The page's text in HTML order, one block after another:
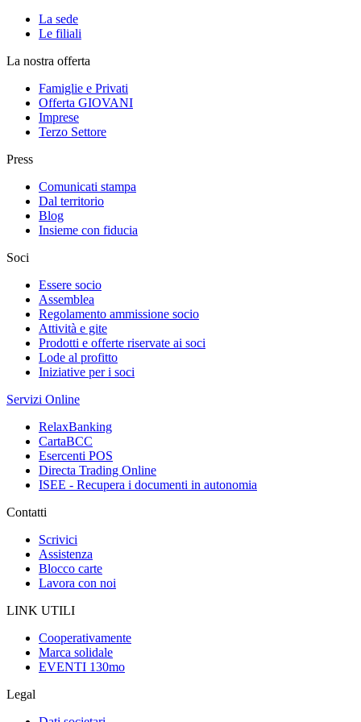
La sede
Le filiali
La nostra offerta
Famiglie e Privati
Offerta GIOVANI
Imprese
Terzo Settore
Press
Comunicati stampa
Dal territorio
Blog
Insieme con fiducia
Soci
Essere socio
Assemblea
Regolamento ammissione socio
Attività e gite
Prodotti e offerte riservate ai soci
Lode al profitto
Iniziative per i soci
Servizi Online
RelaxBanking
CartaBCC
Esercenti POS
Directa Trading Online
ISEE - Recupera i documenti in autonomia
Contatti
Scrivici
Assistenza
Blocco carte
Lavora con noi
LINK UTILI
Cooperativamente
Marca solidale
EVENTI 130mo
Legal